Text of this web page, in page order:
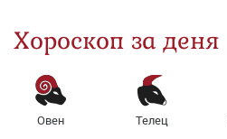
Хороскоп за деня
Овен Телец